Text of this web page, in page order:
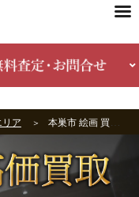
ア 本巣市 絵画 買取